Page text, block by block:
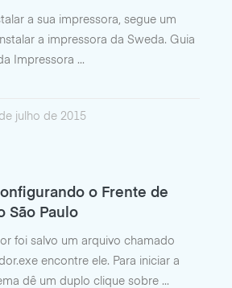
a sua impressora, segue um
a impressora da Sweda. Guia
Impressora
julho de 2015
o Frente de
São Paulo
foi salvo um arquivo chamado
encontre ele. Para iniciar a
dê um duplo clique sobre